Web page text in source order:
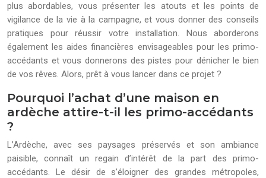
plus abordables, vous présenter les atouts et les points de
vigilance de la vie à la campagne, et vous donner des conseils
pratiques pour réussir votre installation. Nous aborderons
également les aides financières envisageables pour les primo-
accédants et vous donnerons des pistes pour dénicher le bien
de vos rêves. Alors, prêt à vous lancer dans ce projet ?
Pourquoi l’achat d’une maison en
ardèche attire-t-il les primo-accédants
?
L’Ardèche, avec ses paysages préservés et son ambiance
paisible, connaît un regain d’intérêt de la part des primo-
accédants. Le désir de s’éloigner des grandes métropoles,